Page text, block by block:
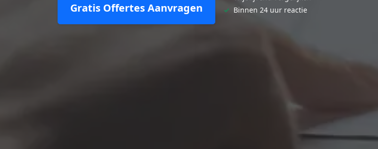
Gratis Offertes Aanvragen
✓ Binnen 24 uur reactie